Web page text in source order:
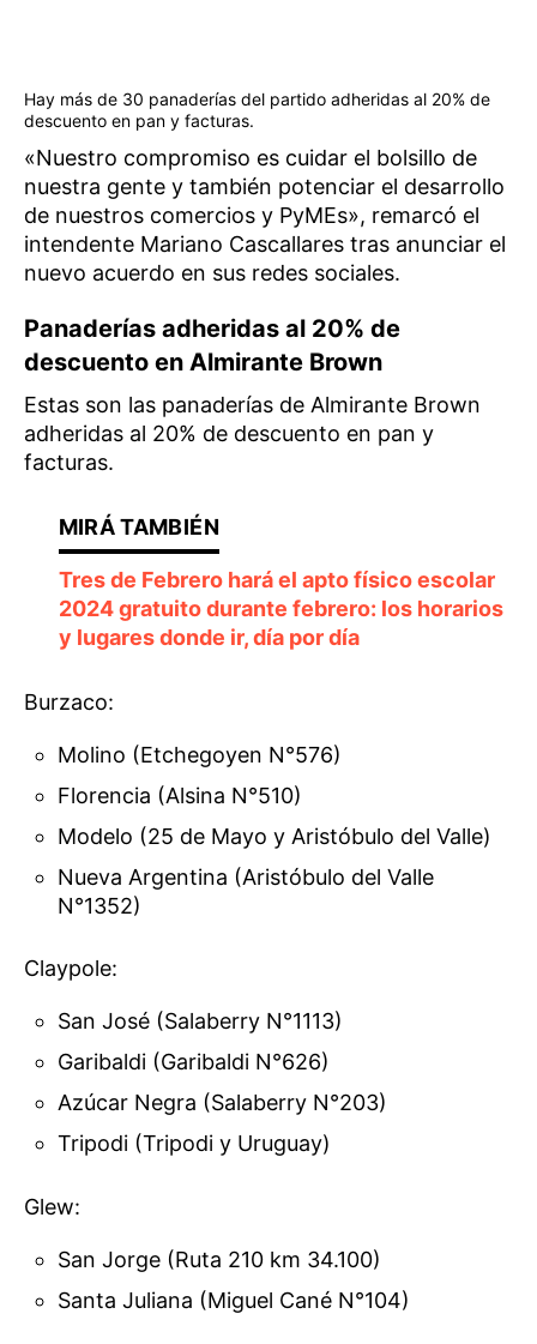
Hay más de 30 panaderías del partido adheridas al 20% de
descuento en pan y facturas.
«Nuestro compromiso es cuidar el bolsillo de
nuestra gente y también potenciar el desarrollo
de nuestros comercios y PyMEs», remarcó el
intendente Mariano Cascallares tras anunciar el
nuevo acuerdo en sus redes sociales.
Panaderías adheridas al 20% de
descuento en Almirante Brown
Estas son las panaderías de Almirante Brown
adheridas al 20% de descuento en pan y
facturas.
Tres de Febrero hará el apto físico escolar
2024 gratuito durante febrero: los horarios
y lugares donde ir, día por día
Burzaco:
Molino (Etchegoyen N°576)
Florencia (Alsina N°510)
Modelo (25 de Mayo y Aristóbulo del Valle)
Nueva Argentina (Aristóbulo del Valle
N°1352)
Claypole:
San José (Salaberry N°1113)
Garibaldi (Garibaldi N°626)
Azúcar Negra (Salaberry N°203)
Tripodi (Tripodi y Uruguay)
Glew:
San Jorge (Ruta 210 km 34.100)
Santa Juliana (Miguel Cané N°104)